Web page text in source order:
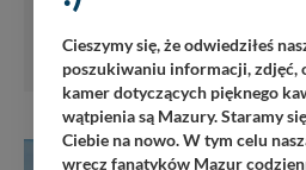
31
Cieszymy się, że odwiedziłeś
poszukiwaniu informacji, zdjęć,
kamer dotyczących pięknego
wątpienia są Mazury. Staramy
Ciebie na nowo. W tym celu
wręcz fanatyków Mazur